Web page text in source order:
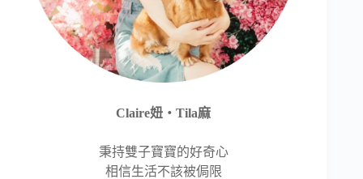
Claire妞‧Tila麻
秉持雙子寶寶的好奇心
相信生活不該被侷限